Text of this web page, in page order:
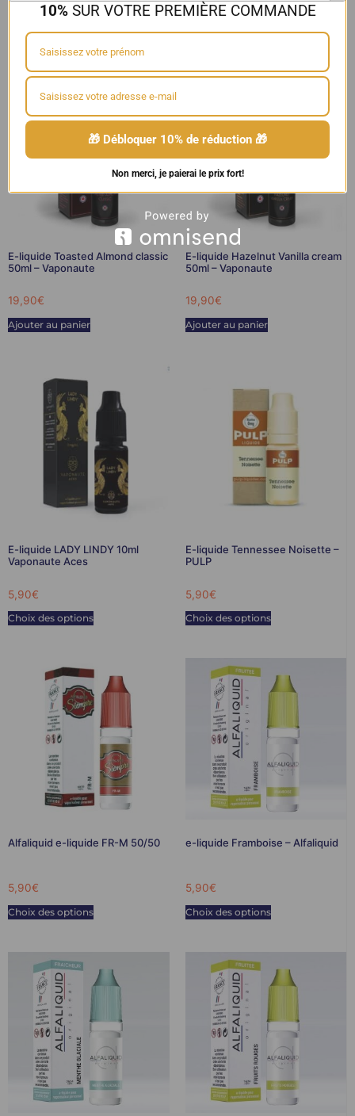
Alfaliquid ORIGINAL
E-liquide Toasted Almond classic
50ml – Vaponaute
19,90€
Ajouter au panier
E-liquide Hazelnut Vanilla cream
50ml – Vaponaute
19,90€
Ajouter au panier
E-liquide LADY LINDY 10ml
Vaponaute Aces
5,90€
Choix des options
E-liquide Tennessee Noisette –
PULP
5,90€
Choix des options
Alfaliquid e-liquide FR-M 50/50
5,90€
Choix des options
e-liquide Framboise – Alfaliquid
5,90€
Choix des options
10%SUR VOTRE PREMIÈRE COMMANDE
🎁 Débloquer 10% de réduction 🎁
Non merci, je paierai le prix fort!